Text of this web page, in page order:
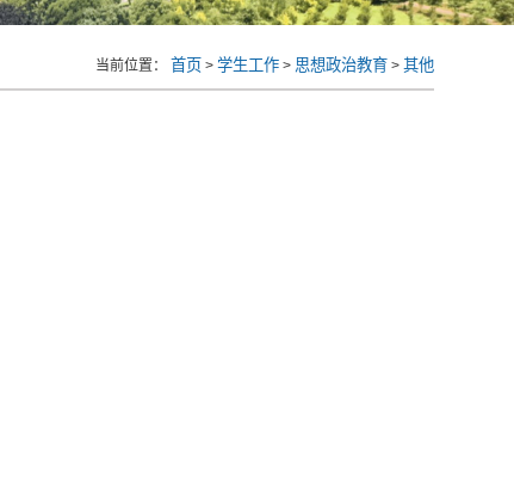
当前位置： 首页 > 学生工作 > 思想政治教育 > 其他